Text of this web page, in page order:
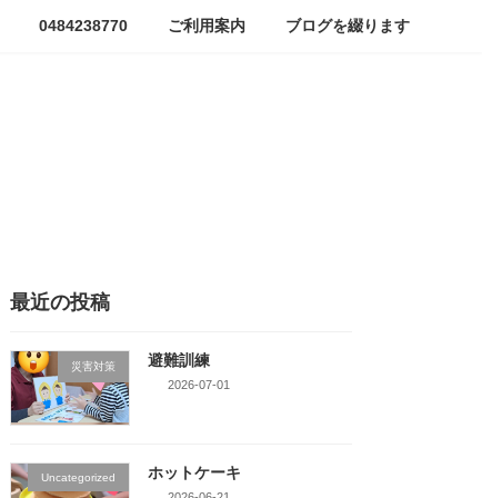
0484238770 ご利用案内 ブログを綴ります
最近の投稿
災害対策 避難訓練
2026-07-01
Uncategorized ホットケーキ